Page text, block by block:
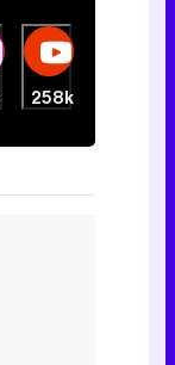
258k